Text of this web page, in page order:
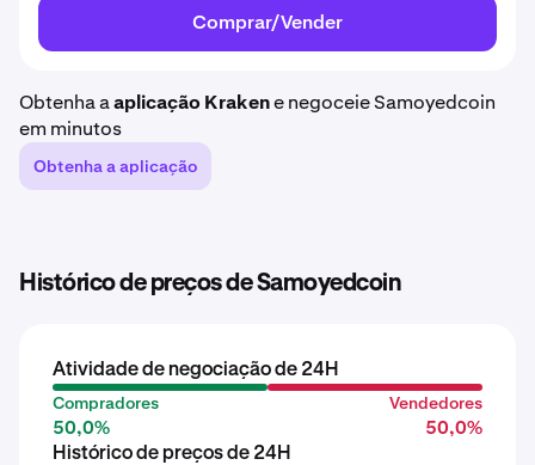
Comprar/Vender
Obtenha aaplicação Krakene negoceie Samoyedcoin
em minutos
Obtenha a aplicação
Histórico de preços de Samoyedcoin
Atividade de negociação de 24H
Compradores
50,0%
Vendedores
50,0%
Histórico de preços de 24H